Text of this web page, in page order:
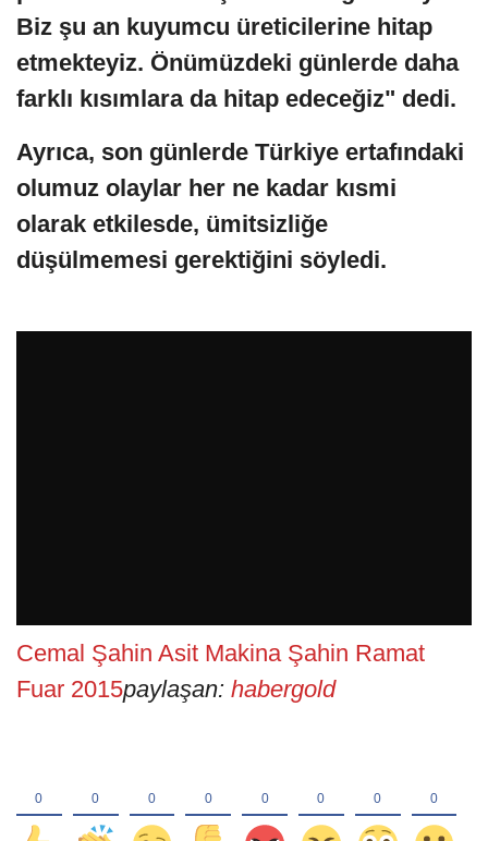
Biz şu an kuyumcu üreticilerine hitap
etmekteyiz. Önümüzdeki günlerde daha
farklı kısımlara da hitap edeceğiz" dedi.
Ayrıca, son günlerde Türkiye ertafındaki
olumuz olaylar her ne kadar kısmi
olarak etkilesde, ümitsizliğe
düşülmemesi gerektiğini söyledi.
Cemal Şahin Asit Makina Şahin Ramat
Fuar 2015paylaşan: habergold